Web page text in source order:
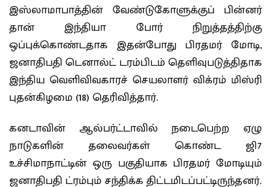
இஸ்லாமாபாத்தின் வேண்டுகோளுக்குப் பின்னர்
தான் இந்தியா போர் நிறுத்தத்திற்கு
ஒப்புக்கொண்டதாக இதன்போது பிரதமர் மோடி,
ஜனாதிபதி டெனால்ட் டரம்பிடம் தெளிவுபடுத்திதாக
இந்திய வெளிவிவகாரச் செயலாளர் விக்ரம் மிஸ்ரி
புதன்கிழமை (18) தெரிவித்தார்.
கனடாவின் ஆல்பர்ட்டாவில் நடைபெற்ற ஏழு
நாடுகளின் தலைவர்கள் கொண்ட ஜி7
உச்சிமாநாட்டின் ஒரு பகுதியாக பிரதமர் மோடியும்
ஜனாதிபதி ட்ரம்பும் சந்திக்க திட்டமிடப்பட்டிருந்தனர்.